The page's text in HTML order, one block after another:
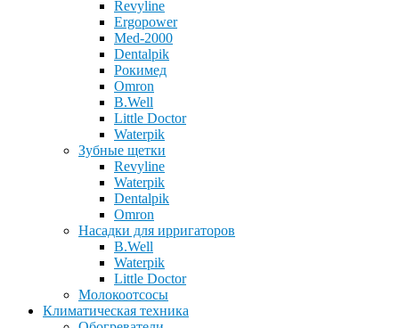
Revyline
Ergopower
Med-2000
Dentalpik
Рокимед
Omron
B.Well
Little Doctor
Waterpik
Зубные щетки
Revyline
Waterpik
Dentalpik
Omron
Насадки для ирригаторов
B.Well
Waterpik
Little Doctor
Молокоотсосы
Климатическая техника